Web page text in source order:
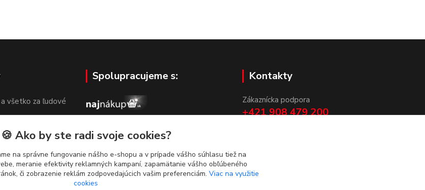
všetko za ľudové
Spolupracujeme s: Kontakty
Zákaznícka podpora
+421 908 479 200
🍪 Ako by ste radi svoje cookies?
na správne fungovanie nášho e-shopu a v prípade vášho súhlasu tiež na
meranie efektivity reklamných kampaní, zapamätanie vášho obľúbeného
či zobrazenie reklám zodpovedajúcich vašim preferenciám. Viac na využitie
cookies